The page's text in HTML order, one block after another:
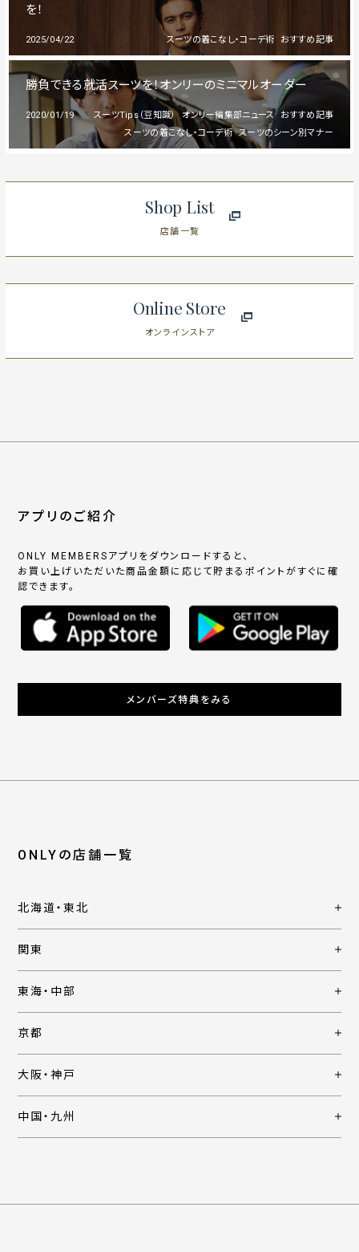
を！
2025/04/22 おすすめ記事
スーツの着こなし・コーデ術
勝負できる就活スーツを！オンリーのミニマルオーダー
2020/01/19 おすすめ記事
オンリー編集部ニュース
スーツTips（豆知識）
スーツのシーン別マナー
スーツの着こなし・コーデ術
Shop List
店舗一覧
Online Store
オンラインストア
アプリのご紹介
ONLY MEMBERSアプリをダウンロードすると、
お買い上げいただいた商品金額に応じて貯まるポイントがすぐに確
認できます。
メンバーズ特典をみる
ONLYの店舗一覧
北海道・東北
関東
東海・中部
京都
大阪・神戸
中国・九州